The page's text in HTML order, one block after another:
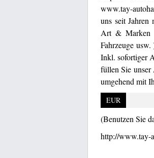
www.tay-
uns seit
Art & Marken
Fahrzeuge
Inkl. sofortiger
füllen Sie
umgehend mit
EUR
(Benutzen Sie
http://www.tay-